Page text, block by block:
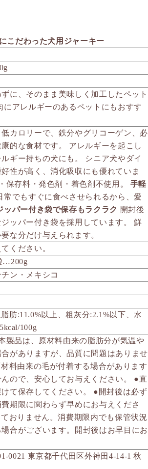
こだわった犬用ジャーキー
に、そのまま美味しく加工したペット
にアレルギーのあるペットにもおすす
カロリーで、鉄分やグリコーゲン、必
的な食材です。 アレルギーを起こし
ギー持ちの犬にも。 シニア犬やダイ
性が高く、消化吸収にも優れていま
保存料・発色剤・着色剤不使用。 手軽
常でもすぐに食べさせられるから、愛
ッパー付き袋で保存もラクラク 開封後
ッパー付き袋を採用しています。 鮮
な分だけ与えられます。
ください。
…200g
ン・メキシコ
肪:11.0%以上、粗灰分:2.1%以下、水
100g
製品は、原材料由来の脂肪分が気温や
がありますが、品質に問題はありませ
料由来の毛が付着する場合があります
ので、安心してお与えください。 ●直
て保存してください。 ●開封後は必ず
期限に関わらず早めにお与えくださ
おりません。消費期限内でも保管状況
合がございます。開封後はお早目にお
0021 東京都千代田区外神田4-14-1 秋